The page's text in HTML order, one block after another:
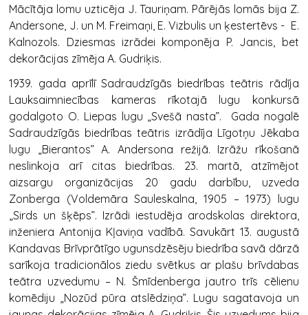
Mācītāja lomu uzticēja J. Tauriņam. Pārējās lomās bija Z.
Andersone, J. un M. Freimaņi, E. Vizbulis un ķestertēvs - E.
Kalnozols. Dziesmas izrādei komponēja P. Jancis, bet
dekorācijas zīmēja A. Gudriķis.
1939. gada aprīlī Sadraudzīgās biedrības teātris rādīja
Lauksaimniecības kameras rīkotajā lugu konkursā
godalgoto O. Liepas lugu „Svešā nasta”. Gada nogalē
Sadraudzīgās biedrības teātris izrādīja Līgotņu Jēkaba
lugu „Bierantos” A. Andersona režijā. Izrāžu rīkošanā
neslinkoja arī citas biedrības. 23. martā, atzīmējot
aizsargu organizācijas 20 gadu darbību, uzveda
Zonberga (Voldemāra Sauleskalna, 1905 – 1973) lugu
„Sirds un šķēps”. Izrādi iestudēja arodskolas direktora,
inženiera Antonija Kļaviņa vadībā. Savukārt 13. augustā
Kandavas Brīvprātīgo ugunsdzēsēju biedrība savā dārzā
sarīkoja tradicionālos ziedu svētkus ar plašu brīvdabas
teātra uzvedumu – N. Šmīdenberga jautro trīs cēlienu
komēdiju „Nozūd pūra atslēdziņa”. Lugu sagatavoja un